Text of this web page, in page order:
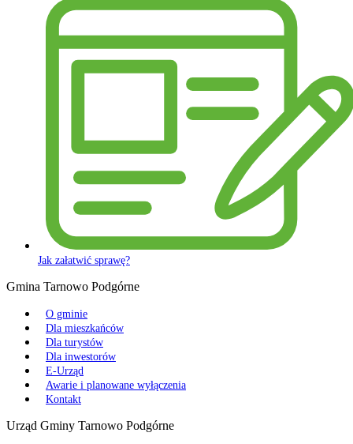
Jak załatwić sprawę?
Gmina Tarnowo Podgórne
O gminie
Dla mieszkańców
Dla turystów
Dla inwestorów
E-Urząd
Awarie i planowane wyłączenia
Kontakt
Urząd Gminy Tarnowo Podgórne